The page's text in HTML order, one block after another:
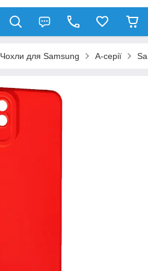
Чохли для Samsung A-серії